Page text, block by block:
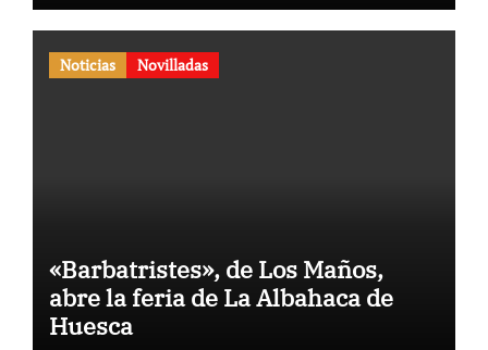
Noticias Novilladas
«Barbatristes», de Los Maños,
abre la feria de La Albahaca de
Huesca